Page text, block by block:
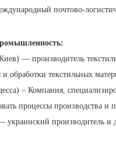
почтово-
— производитель
обработки текстильных
– Компания,
процессы производства и
украинский производитель и